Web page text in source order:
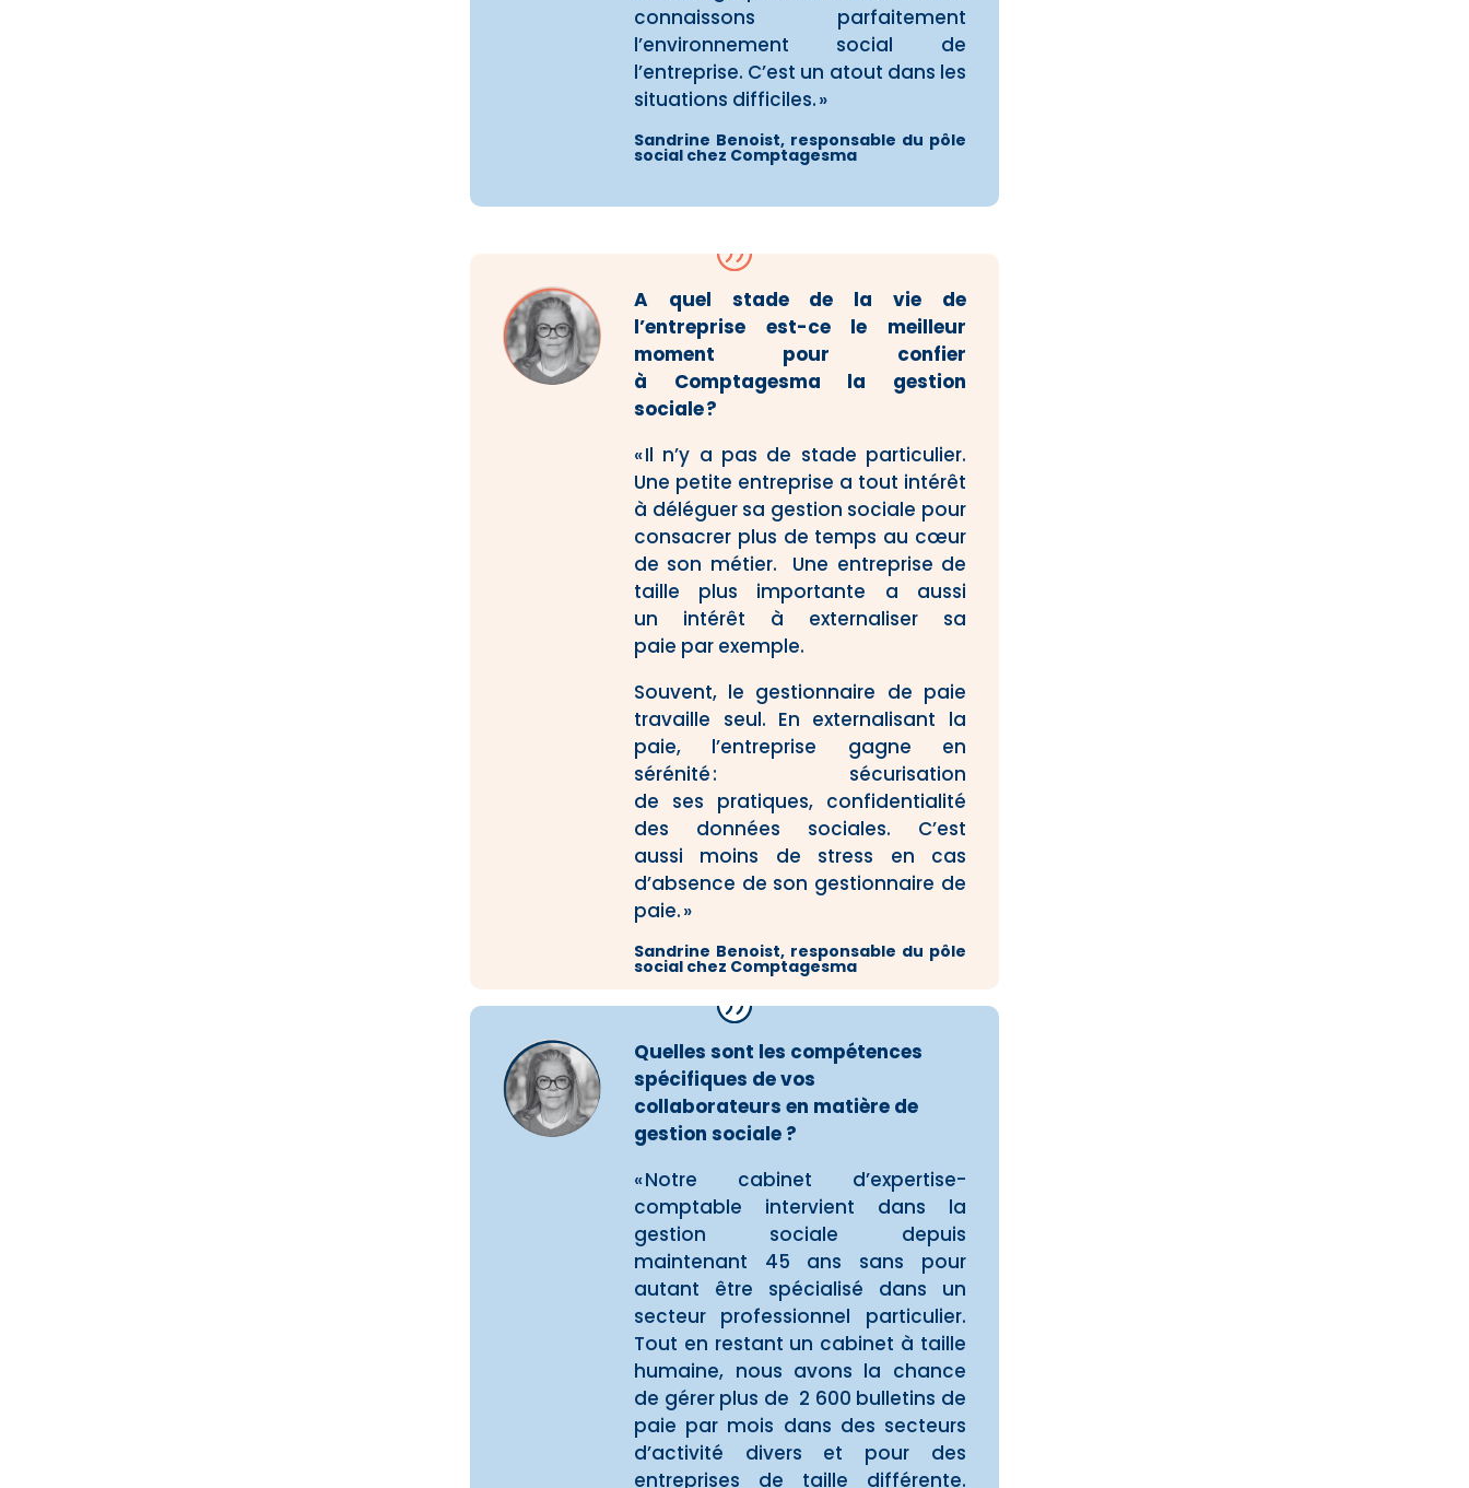
connaissons parfaitement
l’environnement social de
l’entreprise. C’est un atout dans les
situations difficiles.»
Sandrine Benoist, responsable du pôle
social chez Comptagesma
A quel stade de la vie de
l’entreprise est-ce le meilleur
moment pour confier
à Comptagesma la gestion
sociale ?
« Il n’y a pas de stade particulier.
Une petite entreprise a tout intérêt
à déléguer sa gestion sociale pour
consacrer plus de temps au cœur
de son métier. Une entreprise de
taille plus importante a aussi
un intérêt à externaliser sa
paie par exemple.
Souvent, le gestionnaire de paie
travaille seul. En externalisant la
paie, l’entreprise gagne en
sérénité : sécurisation
de ses pratiques, confidentialité
des données sociales. C’est
aussi moins de stress en cas
d’absence de son gestionnaire de
paie. »
Sandrine Benoist, responsable du pôle
social chez Comptagesma
Quelles sont les compétences
spécifiques de vos
collaborateurs en matière de
gestion sociale ?
« Notre cabinet d’expertise-
comptable intervient dans la
gestion sociale depuis
maintenant 45 ans sans pour
autant être spécialisé dans un
secteur professionnel particulier.
Tout en restant un cabinet à taille
humaine, nous avons la chance
de gérer plus de 2 600 bulletins de
paie par mois dans des secteurs
d’activité divers et pour des
entreprises de taille différente.